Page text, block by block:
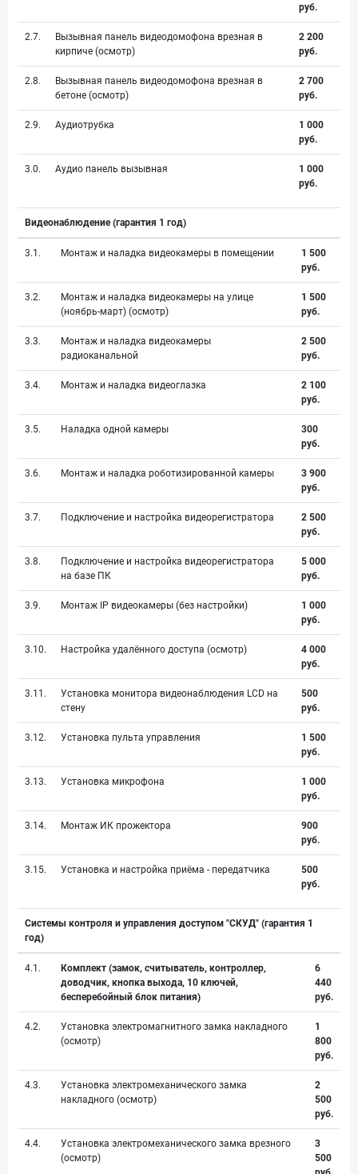
руб.
2.7.
Вызывная панель видеодомофона врезная в
кирпиче (осмотр)
2 200
руб.
2.8.
Вызывная панель видеодомофона врезная в
бетоне (осмотр)
2 700
руб.
2.9. Аудиотрубка
1 000
руб.
3.0. Аудио панель вызывная
1 000
руб.
Видеонаблюдение (гарантия 1 год)
3.1. Монтаж и наладка видеокамеры в помещении
1 500
руб.
3.2.
Монтаж и наладка видеокамеры на улице
(ноябрь-март) (осмотр)
1 500
руб.
3.3.
Монтаж и наладка видеокамеры
радиоканальной
2 500
руб.
3.4. Монтаж и наладка видеоглазка
2 100
руб.
3.5. Наладка одной камеры
300
руб.
3.6. Монтаж и наладка роботизированной камеры
3 900
руб.
3.7. Подключение и настройка видеорегистратора
2 500
руб.
3.8.
Подключение и настройка видеорегистратора
на базе ПК
5 000
руб.
3.9. Монтаж IP видеокамеры (без настройки)
1 000
руб.
3.10. Настройка удалённого доступа (осмотр)
4 000
руб.
3.11.
Установка монитора видеонаблюдения LCD на
стену
500
руб.
3.12. Установка пульта управления
1 500
руб.
3.13. Установка микрофона
1 000
руб.
3.14. Монтаж ИК прожектора
900
руб.
3.15. Установка и настройка приёма - передатчика
500
руб.
Системы контроля и управления доступом "СКУД" (гарантия 1
год)
4.1.
Комплект (замок, считыватель, контроллер,
доводчик, кнопка выхода, 10 ключей,
бесперебойный блок питания)
6
440
руб.
4.2.
Установка электромагнитного замка накладного
(осмотр)
1
800
руб.
4.3.
Установка электромеханического замка
накладного (осмотр)
2
500
руб.
4.4.
Установка электромеханического замка врезного
(осмотр)
3
500